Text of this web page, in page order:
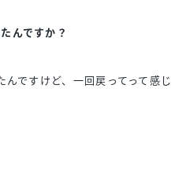
んですか？
ですけど、一回戻ってって感じ